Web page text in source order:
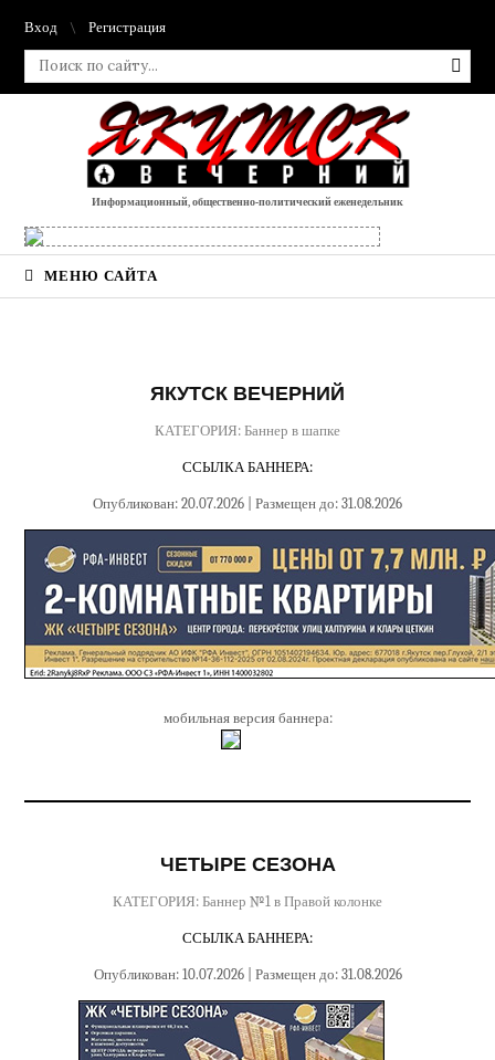
Вход Регистрация
Информационный, общественно-политический еженедельник
МЕНЮ САЙТА
ЯКУТСК ВЕЧЕРНИЙ
КАТЕГОРИЯ: Баннер в шапке
ССЫЛКА БАННЕРА:
Опубликован: 20.07.2026 | Размещен до: 31.08.2026
мобильная версия баннера:
ЧЕТЫРЕ СЕЗОНА
КАТЕГОРИЯ: Баннер №1 в Правой колонке
ССЫЛКА БАННЕРА:
Опубликован: 10.07.2026 | Размещен до: 31.08.2026